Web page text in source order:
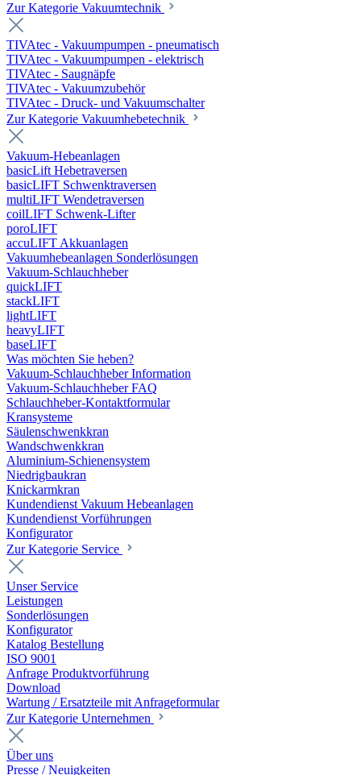
Zur Kategorie Vakuumtechnik
TIVAtec - Vakuumpumpen - pneumatisch
TIVAtec - Vakuumpumpen - elektrisch
TIVAtec - Saugnäpfe
TIVAtec - Vakuumzubehör
TIVAtec - Druck- und Vakuumschalter
Zur Kategorie Vakuumhebetechnik
Vakuum-Hebeanlagen
basicLift Hebetraversen
basicLIFT Schwenktraversen
multiLIFT Wendetraversen
coilLIFT Schwenk-Lifter
poroLIFT
accuLIFT Akkuanlagen
Vakuumhebeanlagen Sonderlösungen
Vakuum-Schlauchheber
quickLIFT
stackLIFT
lightLIFT
heavyLIFT
baseLIFT
Was möchten Sie heben?
Vakuum-Schlauchheber Information
Vakuum-Schlauchheber FAQ
Schlauchheber-Kontaktformular
Kransysteme
Säulenschwenkkran
Wandschwenkkran
Aluminium-Schienensystem
Niedrigbaukran
Knickarmkran
Kundendienst Vakuum Hebeanlagen
Kundendienst Vorführungen
Konfigurator
Zur Kategorie Service
Unser Service
Leistungen
Sonderlösungen
Konfigurator
Katalog Bestellung
ISO 9001
Anfrage Produktvorführung
Download
Wartung / Ersatzteile mit Anfrageformular
Zur Kategorie Unternehmen
Über uns
Presse / Neuigkeiten